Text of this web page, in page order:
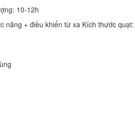
Corei5 -6200U.( TH6).-8G-256G-14'
Corei5 -6200U.( TH6).-4G-120G-14'
Core i5- 6600U.( TH6)-8G-
10-12h
năng + điều khiển từ xa Kích thước quạt: